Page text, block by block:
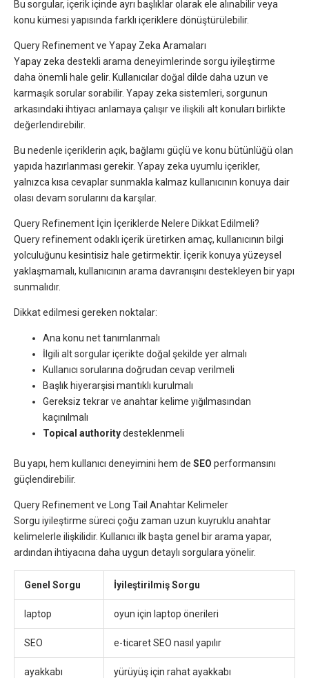
Bu sorgular, içerik içinde ayrı başlıklar olarak ele alınabilir veya
konu kümesi yapısında farklı içeriklere dönüştürülebilir.
Query Refinement ve Yapay Zeka Aramaları
Yapay zeka destekli arama deneyimlerinde sorgu iyileştirme
daha önemli hale gelir. Kullanıcılar doğal dilde daha uzun ve
karmaşık sorular sorabilir. Yapay zeka sistemleri, sorgunun
arkasındaki ihtiyacı anlamaya çalışır ve ilişkili alt konuları birlikte
değerlendirebilir.
Bu nedenle içeriklerin açık, bağlamı güçlü ve konu bütünlüğü olan
yapıda hazırlanması gerekir. Yapay zeka uyumlu içerikler,
yalnızca kısa cevaplar sunmakla kalmaz kullanıcının konuya dair
olası devam sorularını da karşılar.
Query Refinement İçin İçeriklerde Nelere Dikkat Edilmeli?
Query refinement odaklı içerik üretirken amaç, kullanıcının bilgi
yolculuğunu kesintisiz hale getirmektir. İçerik konuya yüzeysel
yaklaşmamalı, kullanıcının arama davranışını destekleyen bir yapı
sunmalıdır.
Dikkat edilmesi gereken noktalar:
Ana konu net tanımlanmalı
İlgili alt sorgular içerikte doğal şekilde yer almalı
Kullanıcı sorularına doğrudan cevap verilmeli
Başlık hiyerarşisi mantıklı kurulmalı
Gereksiz tekrar ve anahtar kelime yığılmasından
kaçınılmalı
Topical authoritydesteklenmeli
Bu yapı, hem kullanıcı deneyimini hem de SEO performansını
güçlendirebilir.
Query Refinement ve Long Tail Anahtar Kelimeler
Sorgu iyileştirme süreci çoğu zaman uzun kuyruklu anahtar
kelimelerle ilişkilidir. Kullanıcı ilk başta genel bir arama yapar,
ardından ihtiyacına daha uygun detaylı sorgulara yönelir.
Genel Sorgu İyileştirilmiş Sorgu
laptop oyun için laptop önerileri
SEO e-ticaret SEO nasıl yapılır
ayakkabı yürüyüş için rahat ayakkabı